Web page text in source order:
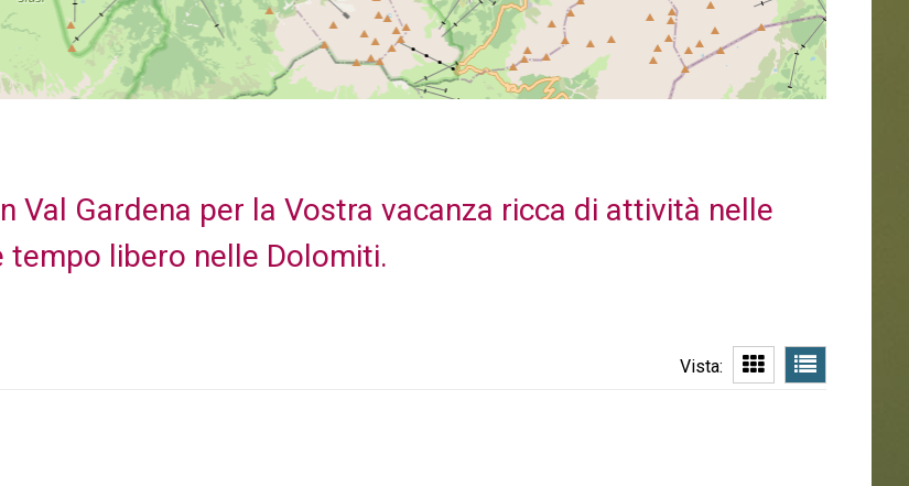
Val Gardena per la Vostra vacanza ricca di attività nelle
tempo libero nelle Dolomiti.
Vista: